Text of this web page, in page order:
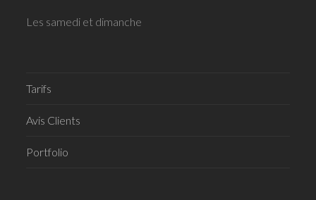
Les samedi et dimanche
Tarifs
Avis Clients
Portfolio